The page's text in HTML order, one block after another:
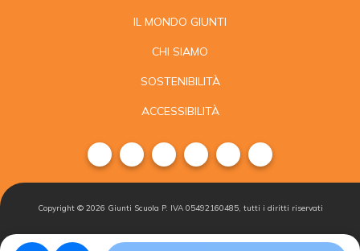
IL MONDO GIUNTI
CHI SIAMO
SOSTENIBILITÀ
ACCESSIBILITÀ
Copyright © 2026 Giunti Scuola P. IVA 05492160485, tutti i diritti riservati
Condizioni di Gestisci i Iscriviti alla